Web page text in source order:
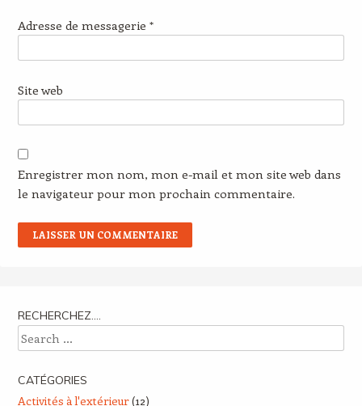
Adresse de messagerie *
Site web
Enregistrer mon nom, mon e-mail et mon site web dans
le navigateur pour mon prochain commentaire.
RECHERCHEZ….
Search
CATÉGORIES
Activités à l'extérieur(12)